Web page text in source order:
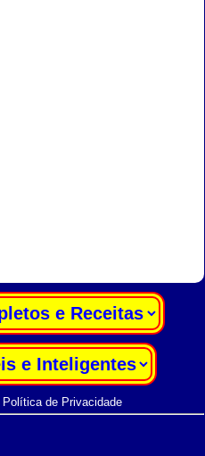
Política de Privacidade